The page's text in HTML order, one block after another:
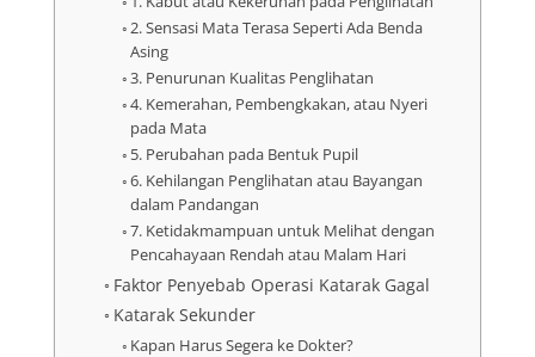
2. Sensasi Mata Terasa Seperti Ada Benda
Asing
3. Penurunan Kualitas Penglihatan
4. Kemerahan, Pembengkakan, atau Nyeri
pada Mata
5. Perubahan pada Bentuk Pupil
6. Kehilangan Penglihatan atau Bayangan
dalam Pandangan
7. Ketidakmampuan untuk Melihat dengan
Pencahayaan Rendah atau Malam Hari
Faktor Penyebab Operasi Katarak Gagal
Katarak Sekunder
Kapan Harus Segera ke Dokter?